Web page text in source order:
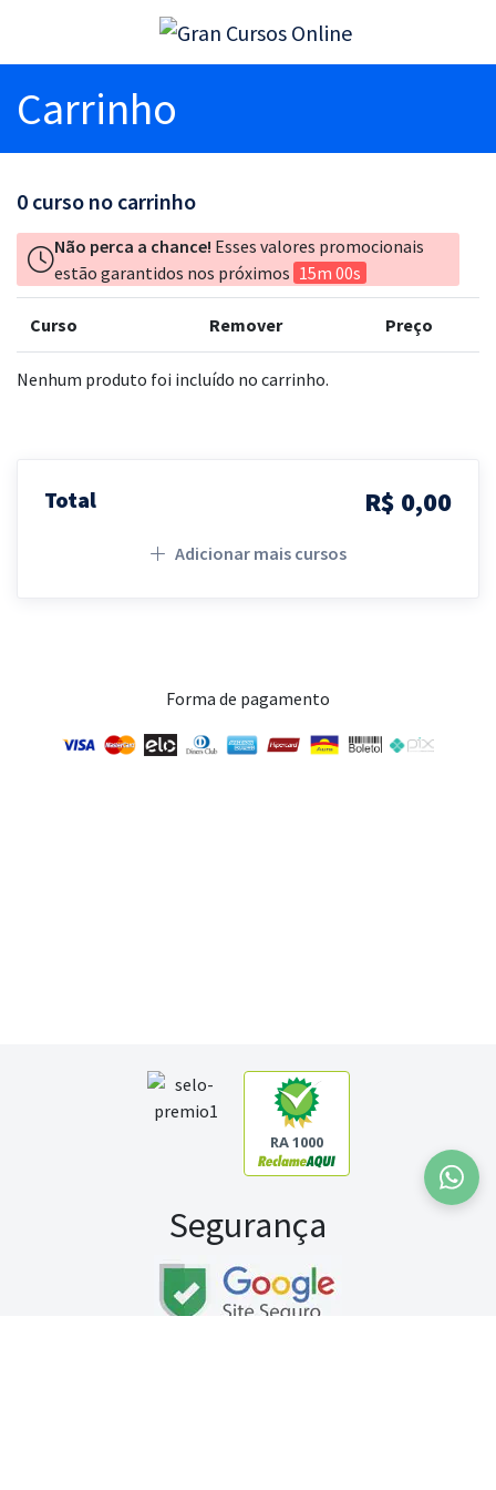
Carrinho
0 curso no carrinho
Não perca a chance! Esses valores promocionais
estão garantidos nos próximos 15m 00s
Curso Remover Preço
Nenhum produto foi incluído no carrinho.
Total R$ 0,00
Adicionar mais cursos
Forma de pagamento
RA 1000
Segurança